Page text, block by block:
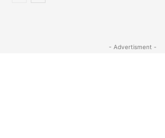
- Advertisment -